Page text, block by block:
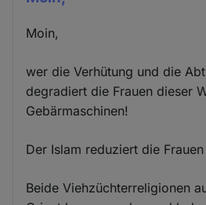
Moin,
wer die Verhütung und die
degradiert die Frauen dieser
Gebärmaschinen!
Der Islam reduziert die
Beide Viehzüchterreligionen